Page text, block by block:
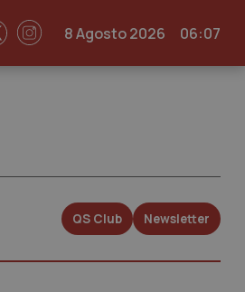
8 Agosto 2026 06:07
QS Club Newsletter